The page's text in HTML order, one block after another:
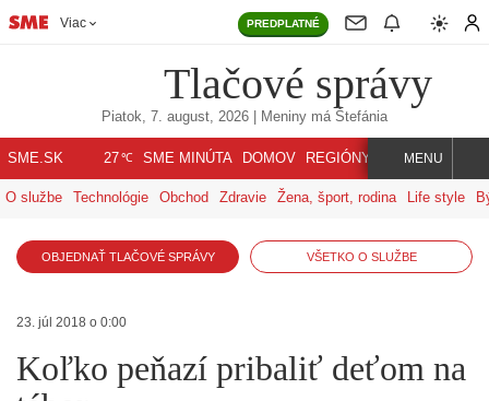
Viac PREDPLATNÉ
Tlačové správy
Piatok, 7. august, 2026 | Meniny má Štefánia
SME.SK 27℃ SME MINÚTA DOMOV REGIÓNY INDEX SVET
MENU
O službe Technológie Obchod Zdravie Žena, šport, rodina Life style
OBJEDNAŤ TLAČOVÉ SPRÁVY VŠETKO O SLUŽBE
23. júl 2018 o 0:00
Koľko peňazí pribaliť deťom na